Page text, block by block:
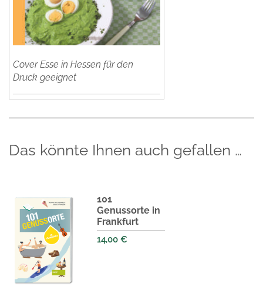
Cover Esse in Hessen für den
Druck geeignet
Das könnte Ihnen auch gefallen …
101
Genussorte in
Frankfurt
14,00 €